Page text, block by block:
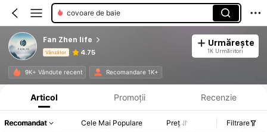
covoare de baie
Fan Zhen life
Vânzător 4.75
Urmărește
1K Urmăritori
9K+ Vândute recent Recomandare 1K+
Informații despre produs: Divulgarea prețului, detalii privind vânzările și stocul.
Articol Promoții Recenzie
Recomandat Cele Mai Populare Preț
Filtrare